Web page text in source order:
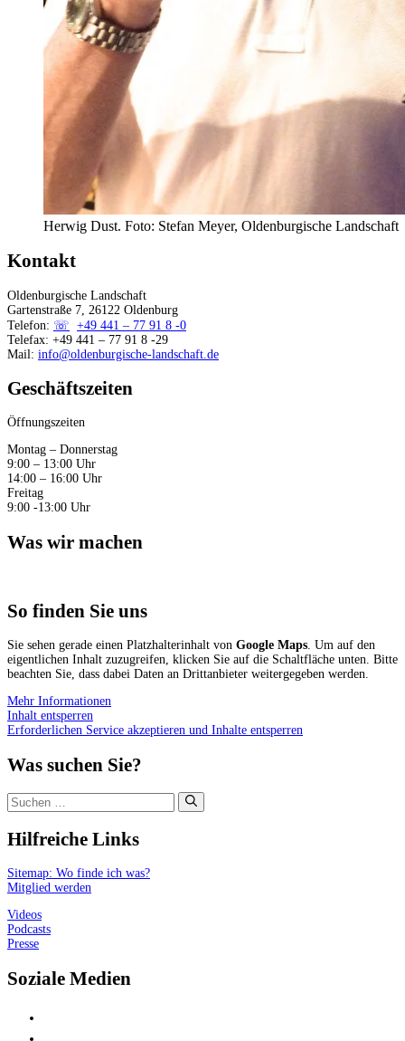
Herwig Dust. Foto: Stefan Meyer, Oldenburgische Landschaft
Kontakt
Oldenburgische Landschaft
Gartenstraße 7, 26122 Oldenburg
Telefon:
+49 441 – 77 91 8 -0
Telefax: +49 441 – 77 91 8 -29
Mail: info@oldenburgische-landschaft.de
Geschäftszeiten
Öffnungszeiten
Montag – Donnerstag
9:00 – 13:00 Uhr
14:00 – 16:00 Uhr
Freitag
9:00 -13:00 Uhr
Was wir machen
So finden Sie uns
Sie sehen gerade einen Platzhalterinhalt von Google Maps. Um auf den
eigentlichen Inhalt zuzugreifen, klicken Sie auf die Schaltfläche unten. Bitte
beachten Sie, dass dabei Daten an Drittanbieter weitergegeben werden.
Mehr Informationen
Inhalt entsperren
Erforderlichen Service akzeptieren und Inhalte entsperren
Was suchen Sie?
Suchen
nach:
Hilfreiche Links
Sitemap: Wo finde ich was?
Mitglied werden
Videos
Podcasts
Presse
Soziale Medien